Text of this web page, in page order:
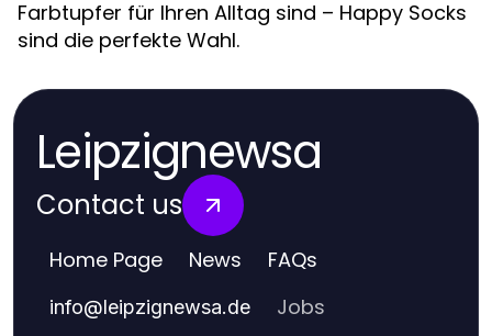
Farbtupfer für Ihren Alltag sind – Happy Socks
sind die perfekte Wahl.
Leipzignewsa
Contact us
Home Page News FAQs
info@leipzignewsa.de Jobs